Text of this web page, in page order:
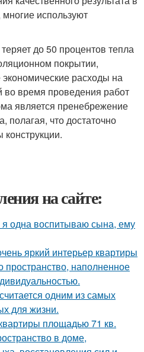
используют
до 50 процентов тепла
покрытии,
расходы на
во время проведения работ
является пренебрежение
полагая, что достаточно
конструкции.
на сайте:
одна воспитываю сына, ему
яркий интерьер квартиры
наполненное
одним из самых
для жизни.
площадью 71 кв.
в доме,